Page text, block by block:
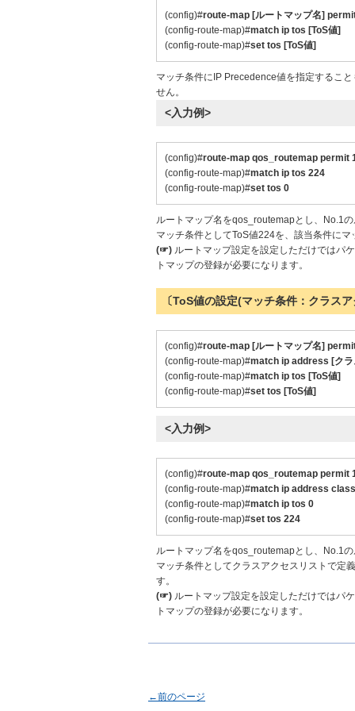
(config)#route-map [ルートマップ名]
(config-route-map)#match ip tos [ToS値]
(config-route-map)#set tos [ToS値]
マッチ条件にIP Precedence値を指定するこ
せん。
<入力例>
(config)#route-map qos_routemap permit
(config-route-map)#match ip tos 224
(config-route-map)#set tos 0
ルートマップ名をqos_routemapとし、No.1
マッチ条件としてToS値224を、該当条件に
(☞) ルートマップ設定を設定しただけではパ
トマップの登録が必要になります。
〔ToS値の設定(マッチ条件：クラス
(config)#route-map [ルートマップ名]
(config-route-map)#match ip address [クラ
(config-route-map)#match ip tos [ToS値]
(config-route-map)#set tos [ToS値]
<入力例>
(config)#route-map qos_routemap permit
(config-route-map)#match ip address
(config-route-map)#match ip tos 0
(config-route-map)#set tos 224
ルートマップ名をqos_routemapとし、No.1
マッチ条件としてクラスアクセスリストで定
す。
(☞) ルートマップ設定を設定しただけではパ
トマップの登録が必要になります。
←前のページ